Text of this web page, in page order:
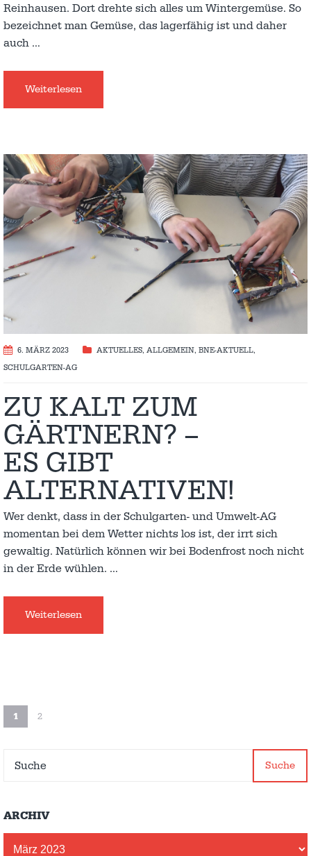
Reinhausen. Dort drehte sich alles um Wintergemüse. So
bezeichnet man Gemüse, das lagerfähig ist und daher
auch …
Weiterlesen
6. MÄRZ 2023 AKTUELLES, ALLGEMEIN, BNE-AKTUELL,
SCHULGARTEN-AG
ZU KALT ZUM
GÄRTNERN? –
ES GIBT
ALTERNATIVEN!
Wer denkt, dass in der Schulgarten- und Umwelt-AG
momentan bei dem Wetter nichts los ist, der irrt sich
gewaltig. Natürlich können wir bei Bodenfrost noch nicht
in der Erde wühlen. …
Weiterlesen
1 2
Suche
ARCHIV